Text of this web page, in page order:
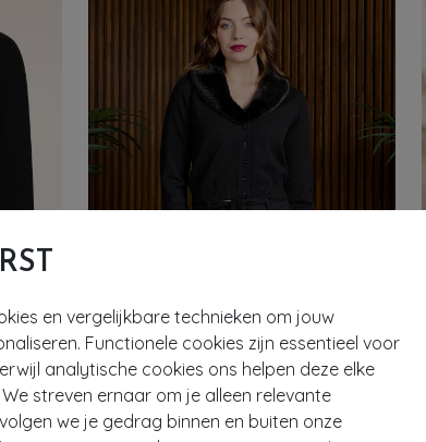
en vergelijkbare technieken om jouw
Functionele cookies zijn essentieel voor
analytische cookies ons helpen deze elke
streven ernaar om je alleen relevante
we je gedrag binnen en buiten onze